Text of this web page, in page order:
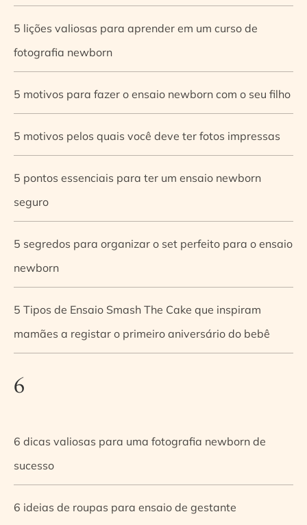
5 lições valiosas para aprender em um curso de
fotografia newborn
5 motivos para fazer o ensaio newborn com o seu filho
5 motivos pelos quais você deve ter fotos impressas
5 pontos essenciais para ter um ensaio newborn
seguro
5 segredos para organizar o set perfeito para o ensaio
newborn
5 Tipos de Ensaio Smash The Cake que inspiram
mamães a registar o primeiro aniversário do bebê
6
6 dicas valiosas para uma fotografia newborn de
sucesso
6 ideias de roupas para ensaio de gestante